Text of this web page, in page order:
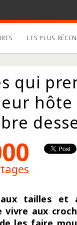
LES PLUS
qui
tailles et
aux